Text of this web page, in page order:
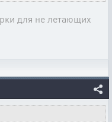
для не летающих